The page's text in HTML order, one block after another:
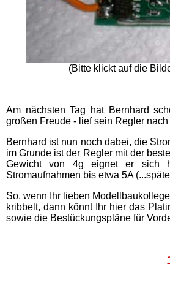
(Bitte klickt auf die
Am nächsten Tag hat Bernhard
großen Freude - lief sein Regler
Bernhard ist nun noch dabei, die
im Grunde ist der Regler mit der
Gewicht von 4g eignet er sich
Stromaufnahmen bis etwa 5A
So, wenn Ihr lieben
kribbelt, dann könnt Ihr hier das
sowie die Bestückungspläne für